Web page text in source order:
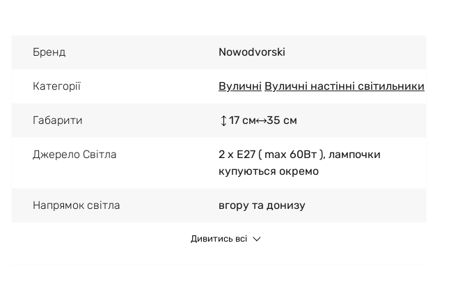
Бренд Nowodvorski
Категорії Вуличні Вуличні настінні світильники
Габарити 17 см 35 см
Джерело Світла
2 x E27 ( max 60Вт ), лампочки
купуються окремо
Напрямок світла вгору та донизу
Дивитись всі